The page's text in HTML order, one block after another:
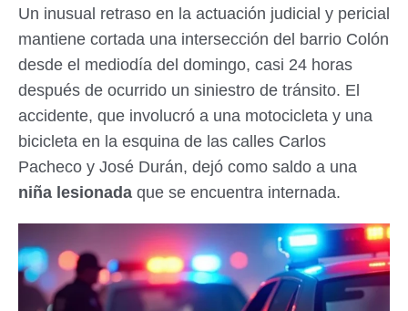
Un inusual retraso en la actuación judicial y pericial
mantiene cortada una intersección del barrio Colón
desde el mediodía del domingo, casi 24 horas
después de ocurrido un siniestro de tránsito. El
accidente, que involucró a una motocicleta y una
bicicleta en la esquina de las calles Carlos
Pacheco y José Durán, dejó como saldo a una
niña lesionada que se encuentra internada.